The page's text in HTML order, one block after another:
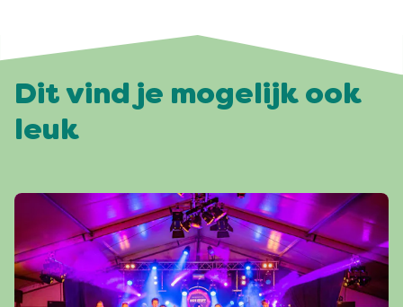
Dit vind je mogelijk ook
leuk